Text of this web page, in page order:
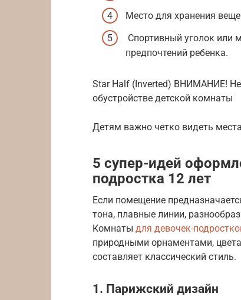
Место для хранения
Спортивный уголок или
предпочтений ребенка.
Star Half (Inverted) ВНИМАНИЕ!
обустройстве детской комнаты
Детям важно четко видеть
5 супер-идей
подростка 12 лет
Если помещение
тона, плавные линии,
Комнаты для девочек-
природными орнаментами,
составляет классический стиль.
1. Парижский дизайн